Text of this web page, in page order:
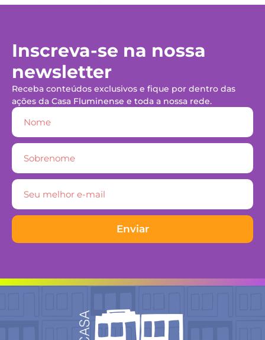
Inscreva-se na nossa
newsletter
Receba conteúdos exclusivos e fique por dentro das
ações da Casa Fluminense e toda a nossa rede.
Enviar